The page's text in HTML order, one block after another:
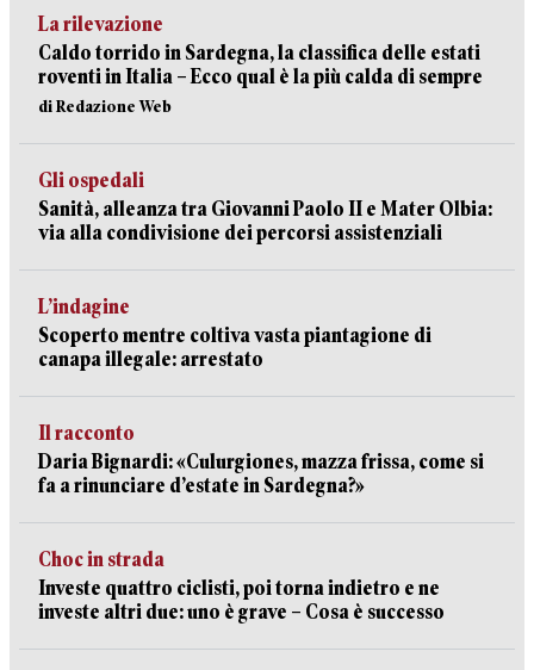
La rilevazione
Caldo torrido in Sardegna, la classifica delle estati
roventi in Italia – Ecco qual è la più calda di sempre
di Redazione Web
Gli ospedali
Sanità, alleanza tra Giovanni Paolo II e Mater Olbia:
via alla condivisione dei percorsi assistenziali
L’indagine
Scoperto mentre coltiva vasta piantagione di
canapa illegale: arrestato
Il racconto
Daria Bignardi: «Culurgiones, mazza frissa, come si
fa a rinunciare d’estate in Sardegna?»
Choc in strada
Investe quattro ciclisti, poi torna indietro e ne
investe altri due: uno è grave – Cosa è successo